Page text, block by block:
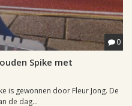
0
Spike met
is gewonnen door Fleur Jong. De
de dag...